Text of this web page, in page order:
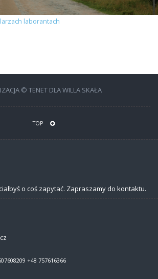
laborantach
© TENET DLA WILLA SKAŁA
TOP
o coś zapytać. Zapraszamy do kontaktu.
+48 757616366